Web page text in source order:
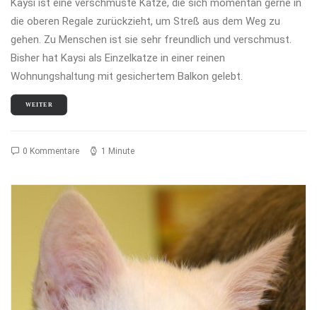
die oberen Regale zurückzieht, um Streß aus dem Weg zu
gehen. Zu Menschen ist sie sehr freundlich und verschmust.
Bisher hat Kaysi als Einzelkatze in einer reinen
Wohnungshaltung mit gesichertem Balkon gelebt.
WEITER
0 Kommentare 1 Minute